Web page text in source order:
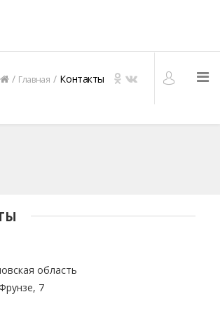
Главная Контакты
область
7